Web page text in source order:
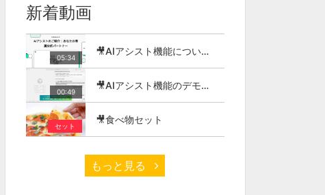
新着動画
05:34
🎥AIアシスト機能について（ソーシャルキャスト・オウルキャスト）
00:49
🎥AIアシスト機能のデモ動画（ソーシャルキャスト・オウルキャスト）
セット
🎥食べ物セット
もっと見る